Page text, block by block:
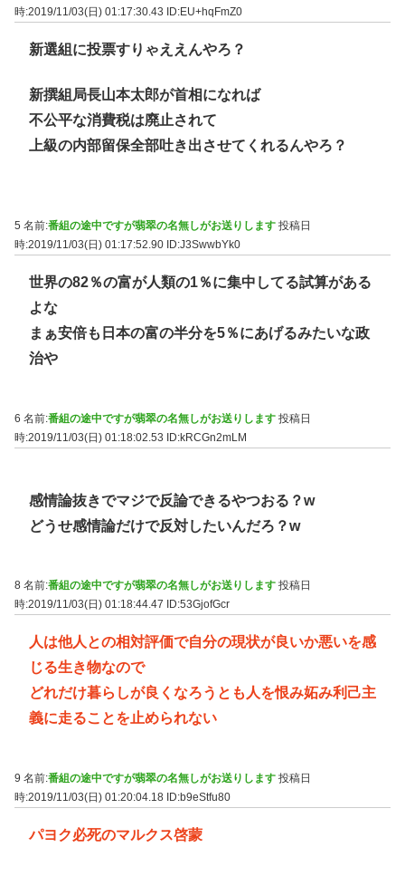
時:2019/11/03(日) 01:17:30.43 ID:EU+hqFmZ0
新選組に投票すりゃええんやろ？
新撰組局長山本太郎が首相になれば
不公平な消費税は廃止されて
上級の内部留保全部吐き出させてくれるんやろ？
5 名前:番組の途中ですが翡翠の名無しがお送りします 投稿日
時:2019/11/03(日) 01:17:52.90 ID:J3SwwbYk0
世界の82％の富が人類の1％に集中してる試算がある
よな
まぁ安倍も日本の富の半分を5％にあげるみたいな政
治や
6 名前:番組の途中ですが翡翠の名無しがお送りします 投稿日
時:2019/11/03(日) 01:18:02.53 ID:kRCGn2mLM
感情論抜きでマジで反論できるやつおる？w
どうせ感情論だけで反対したいんだろ？w
8 名前:番組の途中ですが翡翠の名無しがお送りします 投稿日
時:2019/11/03(日) 01:18:44.47
ID:53GjofGcr
人は他人との相対評価で自分の現状が良いか悪いを感
じる生き物なので
どれだけ暮らしが良くなろうとも人を恨み妬み利己主
義に走ることを止められない
9 名前:番組の途中ですが翡翠の名無しがお送りします 投稿日
時:2019/11/03(日) 01:20:04.18 ID:b9eStfu80
パヨク必死のマルクス啓蒙